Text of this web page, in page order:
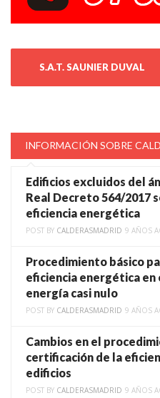
S.A.T. SAUNIER DUVAL
INFORMACIÓN SOBRE
Edificios excluidos del
Real Decreto 564/2017
eficiencia energética
POST BY CALDERASMADRID 9 AÑOS
Procedimiento básico
eficiencia energética en
energía casi nulo
POST BY CALDERASMADRID 9 AÑOS
Cambios en el
certificación de la
edificios
POST BY CALDERASMADRID 9 AÑOS